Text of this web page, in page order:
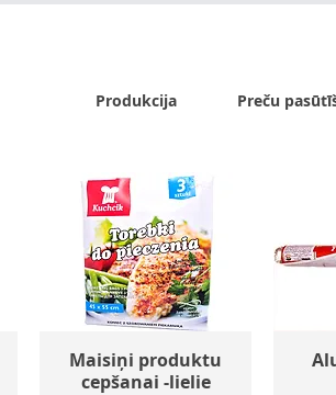
Produkcija Preču
Maisiņi produktu
cepšanai -lielie